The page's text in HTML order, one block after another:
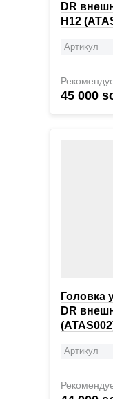
DR
H12
Артикул
45 000
Головка
DR
Артикул